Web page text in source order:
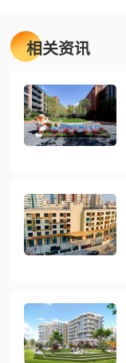
相关资讯